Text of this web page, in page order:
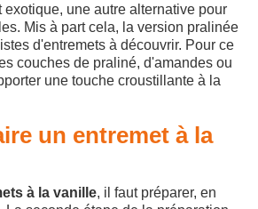
exotique, une autre alternative pour
Mis à part cela, la version pralinée
d'entremets à découvrir. Pour ce
couches de praliné, d'amandes ou
une touche croustillante à la
un entremet à la
à la vanille, il faut préparer, en